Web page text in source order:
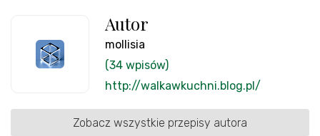
Autor
mollisia
(34 wpisów)
http://walkawkuchni.blog.pl/
Zobacz wszystkie przepisy autora